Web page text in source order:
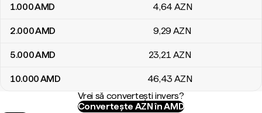
1.000AMD 4,64 AZN
2.000AMD 9,29 AZN
5.000AMD 23,21 AZN
10.000AMD 46,43 AZN
Vrei să convertești invers?
Convertește AZN în AMD